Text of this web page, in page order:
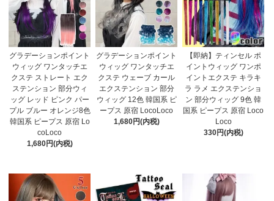
グラデーションポイント
ウィッグ ワンタッチエ
クステ ストレート エク
ステンション 部分ウィ
ッグ レッド ピンク パー
プル ブルー オレンジ8色
韓国系 ピープス 原宿 Lo
coLoco
1,680円(内税)
グラデーションポイント
ウィッグ ワンタッチエ
クステ ウェーブ カール
エクステンション 部分
ウィッグ 12色 韓国系 ピ
ープス 原宿 LocoLoco
1,680円(内税)
【即納】ティンセル ポ
イントウィッグ ワンポ
イントエクステ キラキ
ラ ラメ エクステンショ
ン 部分ウィッグ 9色 韓
国系 ピープス 原宿 Loco
Loco
330円(内税)